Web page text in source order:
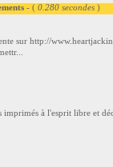
- ( 0.280 secondes )
sur http://
imprimés à l'esprit libre et